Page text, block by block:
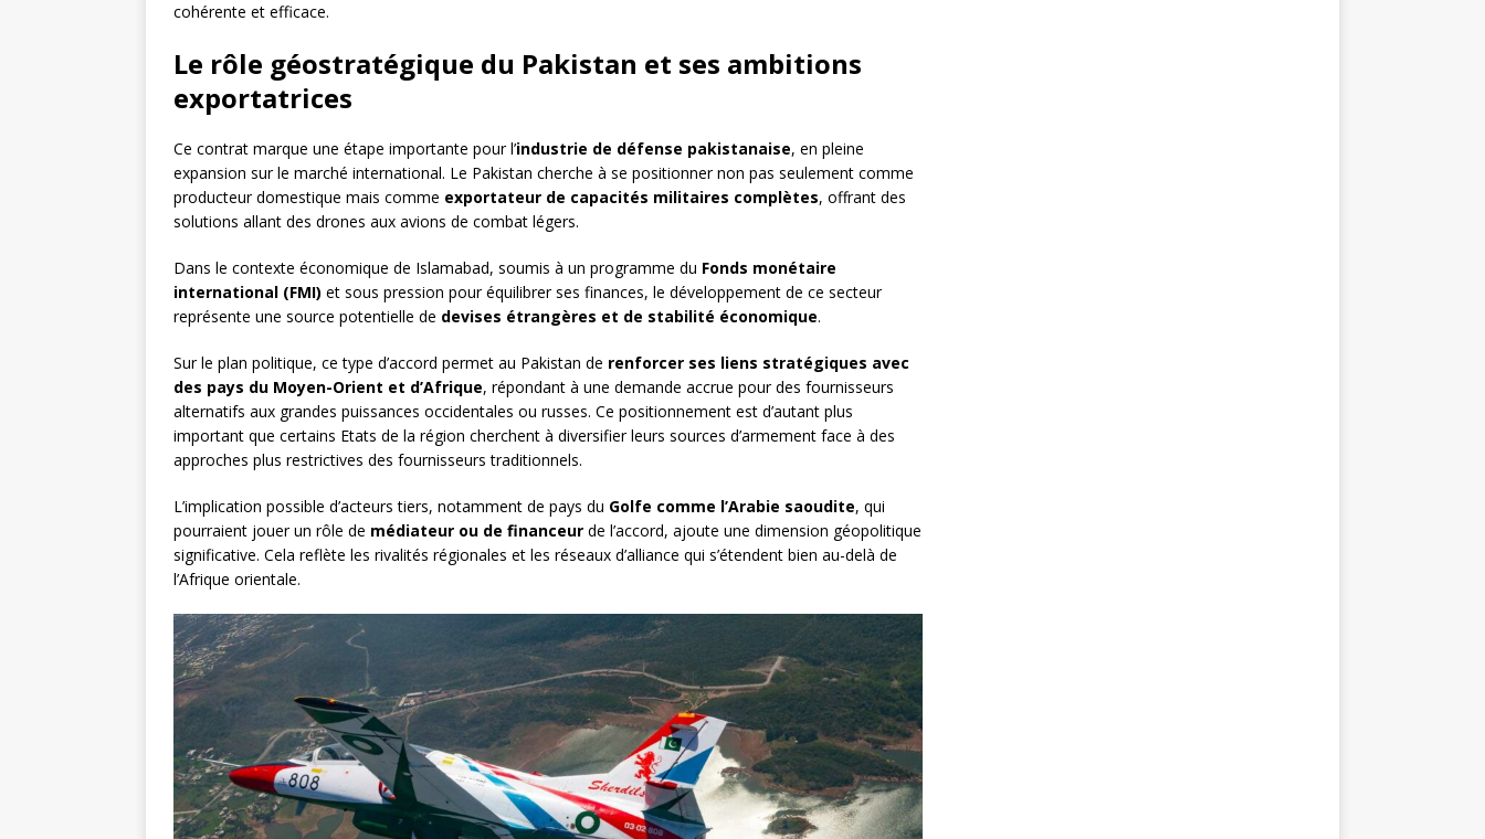
cohérente et efficace.
Le rôle géostratégique du Pakistan et ses ambitions
exportatrices
Ce contrat marque une étape importante pour l’industrie de défense pakistanaise, en pleine
expansion sur le marché international. Le Pakistan cherche à se positionner non pas seulement comme
producteur domestique mais comme exportateur de capacités militaires complètes, offrant des
solutions allant des drones aux avions de combat légers.
Dans le contexte économique de Islamabad, soumis à un programme du Fonds monétaire
international (FMI) et sous pression pour équilibrer ses finances, le développement de ce secteur
représente une source potentielle de devises étrangères et de stabilité économique.
Sur le plan politique, ce type d’accord permet au Pakistan de renforcer ses liens stratégiques avec
des pays du Moyen-Orient et d’Afrique, répondant à une demande accrue pour des fournisseurs
alternatifs aux grandes puissances occidentales ou russes. Ce positionnement est d’autant plus
important que certains Etats de la région cherchent à diversifier leurs sources d’armement face à des
approches plus restrictives des fournisseurs traditionnels.
L’implication possible d’acteurs tiers, notamment de pays du Golfe comme l’Arabie saoudite, qui
pourraient jouer un rôle de médiateur ou de financeur de l’accord, ajoute une dimension géopolitique
significative. Cela reflète les rivalités régionales et les réseaux d’alliance qui s’étendent bien au-delà de
l’Afrique orientale.